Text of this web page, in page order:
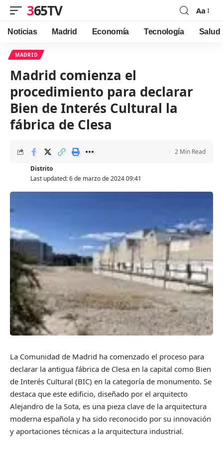
365TV
Font
Resizer
Aa
Noticias Madrid Economía Tecnología Salud
MADRID
Madrid comienza el
procedimiento para declarar
Bien de Interés Cultural la
fábrica de Clesa
Last updated: 6 de marzo de 2024 09:41
Distrito
2 Min Read
La Comunidad de Madrid ha comenzado el proceso para
declarar la antigua fábrica de Clesa en la capital como Bien
de Interés Cultural (BIC) en la categoría de monumento. Se
destaca que este edificio, diseñado por el arquitecto
Alejandro de la Sota, es una pieza clave de la arquitectura
moderna española y ha sido reconocido por su innovación
y aportaciones técnicas a la arquitectura industrial.